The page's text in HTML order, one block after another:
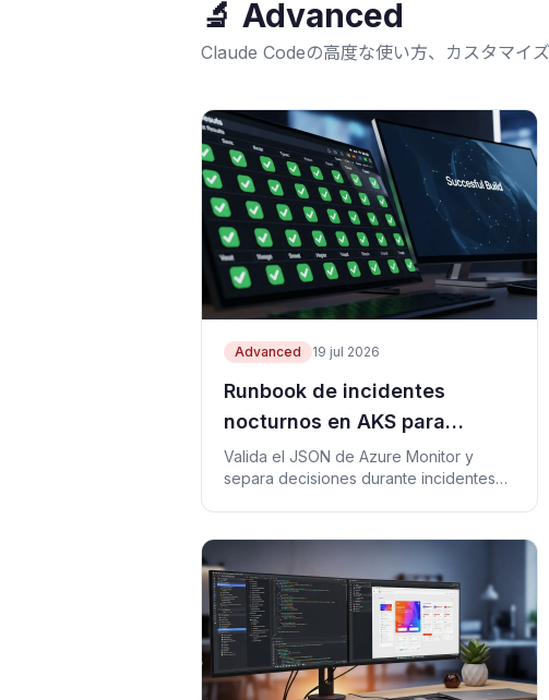
🔬 Advanced
Claude Codeの高度な使い方、カスタマイ
Advanced 19 jul 2026
Runbook de incidentes
nocturnos en AKS para
responsables TI de cuidados
Valida el JSON de Azure Monitor y
separa decisiones durante incidentes